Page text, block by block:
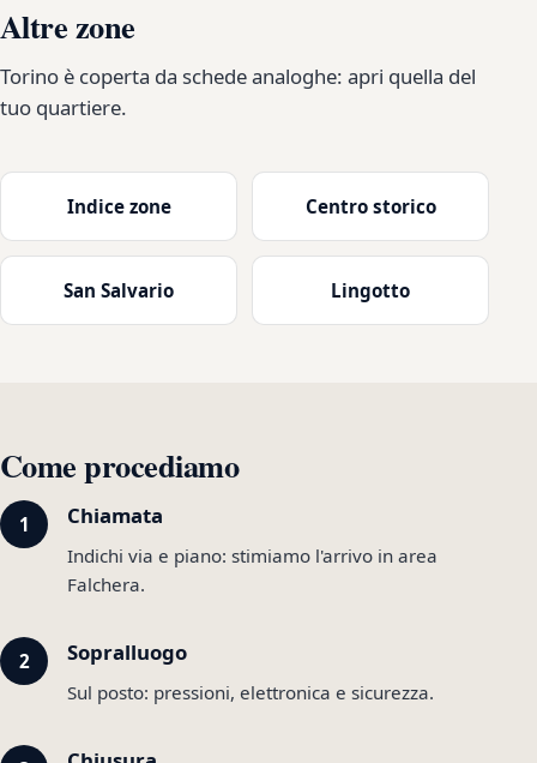
Altre zone
Torino è coperta da schede analoghe: apri quella del
tuo quartiere.
Indice zone Centro storico
San Salvario Lingotto
Come procediamo
Chiamata
Indichi via e piano: stimiamo l'arrivo in area
Falchera.
Sopralluogo
Sul posto: pressioni, elettronica e sicurezza.